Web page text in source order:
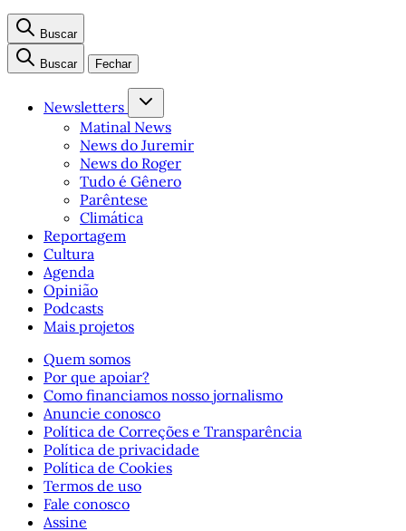
Buscar
Buscar Fechar
Newsletters
Matinal News
News do Juremir
News do Roger
Tudo é Gênero
Parêntese
Climática
Reportagem
Cultura
Agenda
Opinião
Podcasts
Mais projetos
Quem somos
Por que apoiar?
Como financiamos nosso jornalismo
Anuncie conosco
Política de Correções e Transparência
Política de privacidade
Política de Cookies
Termos de uso
Fale conosco
Assine